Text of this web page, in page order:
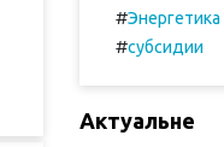
#Энергетика
#субсидии
Актуальне